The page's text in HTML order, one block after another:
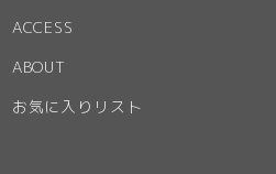
ACCESS
ABOUT
お気に入りリスト